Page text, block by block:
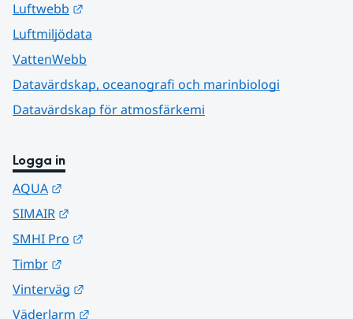
Luftwebb
Luftmiljödata
VattenWebb
Datavärdskap, oceanografi och marinbiologi
Datavärdskap för atmosfärkemi
Logga in
AQUA
SIMAIR
SMHI Pro
Timbr
Vinterväg
Väderlarm